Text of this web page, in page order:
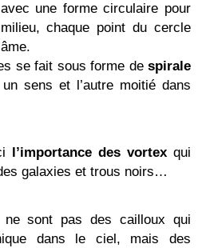
une forme circulaire pour
chaque point du cercle
se fait sous forme de spirale
sens et l’autre moitié dans
l’importance des vortex qui
galaxies et trous noirs…
sont pas des cailloux qui
dans le ciel, mais des